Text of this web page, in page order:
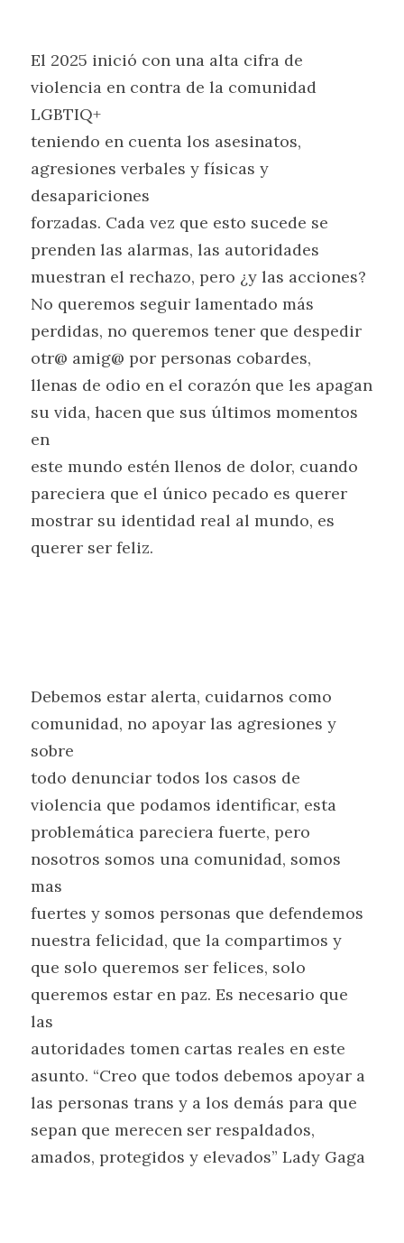
El 2025 inició con una alta cifra de
violencia en contra de la comunidad
LGBTIQ+
teniendo en cuenta los asesinatos,
agresiones verbales y físicas y
desapariciones
forzadas. Cada vez que esto sucede se
prenden las alarmas, las autoridades
muestran el rechazo, pero ¿y las acciones?
No queremos seguir lamentado más
perdidas, no queremos tener que despedir
otr@ amig@ por personas cobardes,
llenas de odio en el corazón que les apagan
su vida, hacen que sus últimos momentos
en
este mundo estén llenos de dolor, cuando
pareciera que el único pecado es querer
mostrar su identidad real al mundo, es
querer ser feliz.
Debemos estar alerta, cuidarnos como
comunidad, no apoyar las agresiones y
sobre
todo denunciar todos los casos de
violencia que podamos identificar, esta
problemática pareciera fuerte, pero
nosotros somos una comunidad, somos
mas
fuertes y somos personas que defendemos
nuestra felicidad, que la compartimos y
que solo queremos ser felices, solo
queremos estar en paz. Es necesario que
las
autoridades tomen cartas reales en este
asunto. “Creo que todos debemos apoyar a
las personas trans y a los demás para que
sepan que merecen ser respaldados,
amados, protegidos y elevados” Lady Gaga